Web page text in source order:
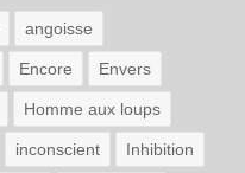
angoisse
Encore Envers
Homme aux loups
inconscient Inhibition